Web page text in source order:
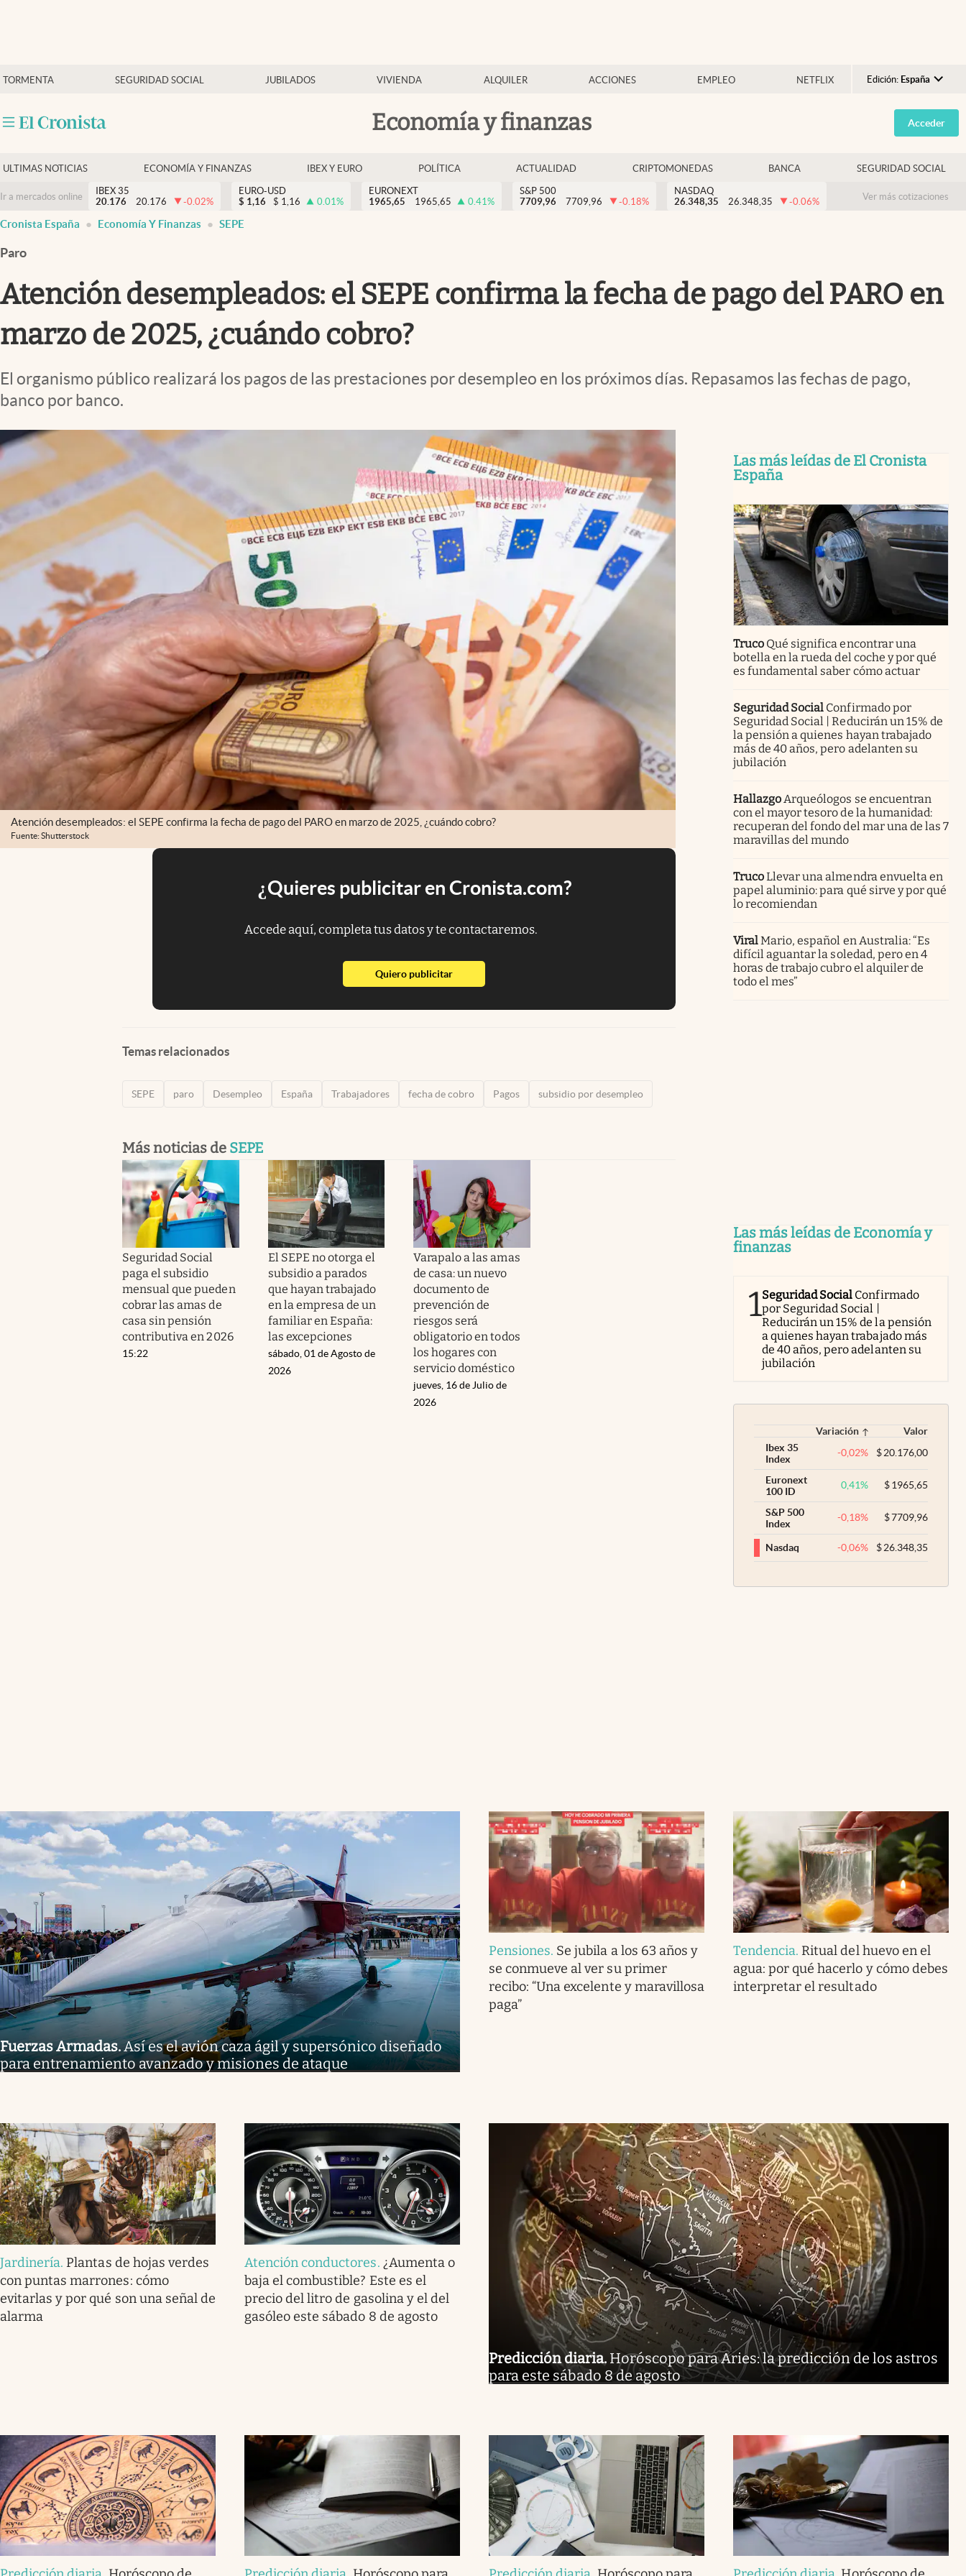
TORMENTA SEGURIDAD SOCIAL JUBILADOS VIVIENDA ALQUILER ACCIONES EMPLEO NETFLIX Edición: España
Argentina
España
USA
Colombia
Economía y finanzas
Economía y finanzas
Criptomonedas
Acceder
ULTIMAS NOTICIAS ECONOMÍA Y FINANZAS IBEX Y EURO POLÍTICA ACTUALIDAD CRIPTOMONEDAS BANCA SEGURIDAD SOCIAL
Ir a mercados online
IBEX 35
20.176
20.176 -0.02%
EURO-USD
$ 1,16 $ 1,16 0.01%
EURONEXT
1965,65
1965,65 0.41%
S&P 500
7709,96
7709,96 -0.18%
NASDAQ
26.348,35
26.348,35 -0.06% Ver más cotizaciones
Cronista España Economía Y Finanzas SEPE
Paro
Atención desempleados: el SEPE confirma la fecha de pago del PARO en
marzo de 2025, ¿cuándo cobro?
El organismo público realizará los pagos de las prestaciones por desempleo en los próximos días. Repasamos las fechas de pago,
banco por banco.
Atención desempleados: el SEPE confirma la fecha de pago del PARO en marzo de 2025, ¿cuándo cobro?
Fuente: Shutterstock
¿Quieres publicitar en Cronista.com?
Accede aquí, completa tus datos y te contactaremos.
Quiero publicitarabre en nueva pestaña
Temas relacionados
SEPE paro Desempleo España Trabajadores fecha de cobro Pagos subsidio por desempleo
Más noticias de SEPE
Seguridad Social
paga el subsidio
mensual que pueden
cobrar las amas de
casa sin pensión
contributiva en 2026
15:22
El SEPE no otorga el
subsidio a parados
que hayan trabajado
en la empresa de un
familiar en España:
las excepciones
sábado, 01 de Agosto de
2026
Varapalo a las amas
de casa: un nuevo
documento de
prevención de
riesgos será
obligatorio en todos
los hogares con
servicio doméstico
jueves, 16 de Julio de
2026
Las más leídas de El Cronista
España
Truco Qué significa encontrar una
botella en la rueda del coche y por qué
es fundamental saber cómo actuar
Seguridad Social Confirmado por
Seguridad Social | Reducirán un 15% de
la pensión a quienes hayan trabajado
más de 40 años, pero adelanten su
jubilación
HallazgoArqueólogos se encuentran
con el mayor tesoro de la humanidad:
recuperan del fondo del mar una de las 7
maravillas del mundo
TrucoLlevar una almendra envuelta en
papel aluminio: para qué sirve y por qué
lo recomiendan
ViralMario, español en Australia: “Es
difícil aguantar la soledad, pero en 4
horas de trabajo cubro el alquiler de
todo el mes”
Las más leídas de Economía y
finanzas
1Seguridad Social Confirmado
por Seguridad Social |
Reducirán un 15% de la pensión
a quienes hayan trabajado más
de 40 años, pero adelanten su
jubilación
Variación
Valor
Ibex 35
Index
-0,02% $20.176,00
Euronext
100 ID
0,41% $1965,65
S&P 500
Index
-0,18% $7709,96
Nasdaq -0,06% $26.348,35
Fuerzas Armadas.Así es el avión caza ágil y supersónico diseñado
para entrenamiento avanzado y misiones de ataque
Pensiones. Se jubila a los 63 años y
se conmueve al ver su primer
recibo: “Una excelente y maravillosa
paga”
Tendencia. Ritual del huevo en el
agua: por qué hacerlo y cómo debes
interpretar el resultado
Jardinería. Plantas de hojas verdes
con puntas marrones: cómo
evitarlas y por qué son una señal de
alarma
Atención conductores. ¿Aumenta o
baja el combustible? Este es el
precio del litro de gasolina y el del
gasóleo este sábado 8 de agosto
Predicción diaria. Horóscopo para Aries: la predicción de los astros
para este sábado 8 de agosto